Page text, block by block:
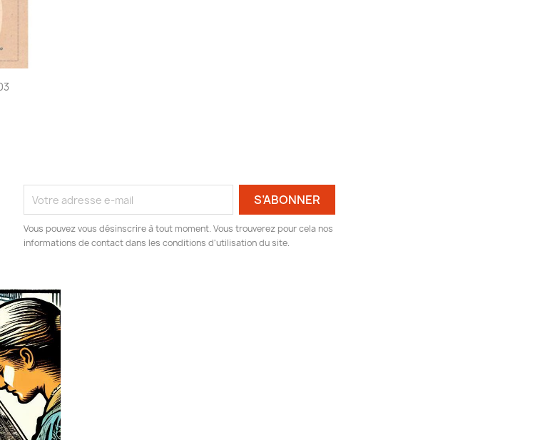
Vous pouvez vous désinscrire à tout moment. Vous trouverez pour cela nos
informations de contact dans les conditions d'utilisation du site.